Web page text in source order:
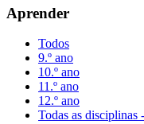
Aprender
Todos
9.º ano
10.º ano
11.º ano
12.º ano
Todas as disciplinas